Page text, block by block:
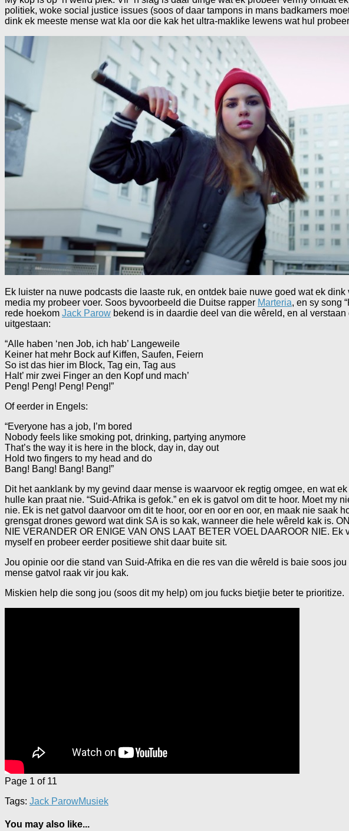
politiek, woke social justice issues (soos of daar tampons in mans badkamers
dink ek meeste mense wat kla oor die kak het ultra-maklike lewens wat hul
Ek luister na nuwe podcasts die laaste ruk, en ontdek baie nuwe goed wat ek
media my probeer voer. Soos byvoorbeeld die Duitse rapper Marteria, en sy song
rede hoekom Jack Parow bekend is in daardie deel van die wêreld, en al
uitgestaan:
“Alle haben ‘nen Job, ich hab’ Langeweile
Keiner hat mehr Bock auf Kiffen, Saufen, Feiern
So ist das hier im Block, Tag ein, Tag aus
Halt’ mir zwei Finger an den Kopf und mach’
Peng! Peng! Peng! Peng!”
Of eerder in Engels:
“Everyone has a job, I’m bored
Nobody feels like smoking pot, drinking, partying anymore
That’s the way it is here in the block, day in, day out
Hold two fingers to my head and do
Bang! Bang! Bang! Bang!”
Dit het aanklank by my gevind daar mense is waarvoor ek regtig omgee, en wat
hulle kan praat nie. “Suid-Afrika is gefok.” en ek is gatvol om dit te hoor. Moet my
nie. Ek is net gatvol daarvoor om dit te hoor, oor en oor en oor, en maak nie saak
grensgat drones geword wat dink SA is so kak, wanneer die hele wêreld kak is.
NIE VERANDER OR ENIGE VAN ONS LAAT BETER VOEL DAAROOR NIE.
myself en probeer eerder positiewe shit daar buite sit.
Jou opinie oor die stand van Suid-Afrika en die res van die wêreld is baie soos
mense gatvol raak vir jou kak.
Miskien help die song jou (soos dit my help) om jou fucks bietjie beter te prioritize.
Page 1 of 11
Tags: Jack ParowMusiek
You may also like...